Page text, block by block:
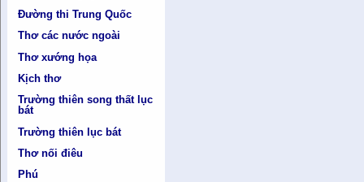
Đường thi Trung Quốc
Thơ các nước ngoài
Thơ xướng họa
Kịch thơ
Trường thiên song thất lục
bát
Trường thiên lục bát
Thơ nối điêu
Phú